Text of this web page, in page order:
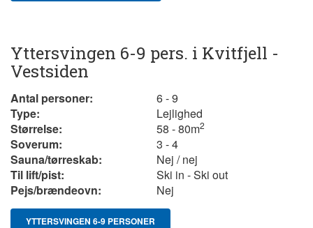
Yttersvingen 6-9 pers. i Kvitfjell -
Vestsiden
Antal personer:
6 - 9
Type:
Lejlighed
Størrelse:
58 - 80m2
Soverum:
3 - 4
Sauna/tørreskab:
Nej / nej
Til lift/pist:
Ski in - Ski out
Pejs/brændeovn:
Nej
YTTERSVINGEN 6-9 PERSONER